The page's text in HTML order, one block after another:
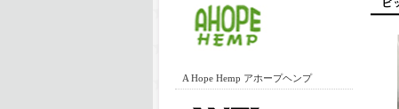
A Hope Hemp アホープヘンプ